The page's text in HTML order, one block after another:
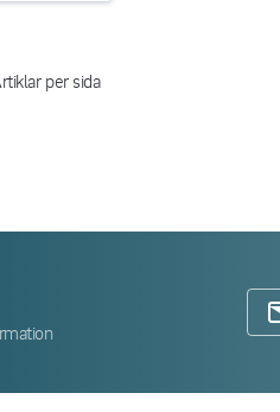
per sida